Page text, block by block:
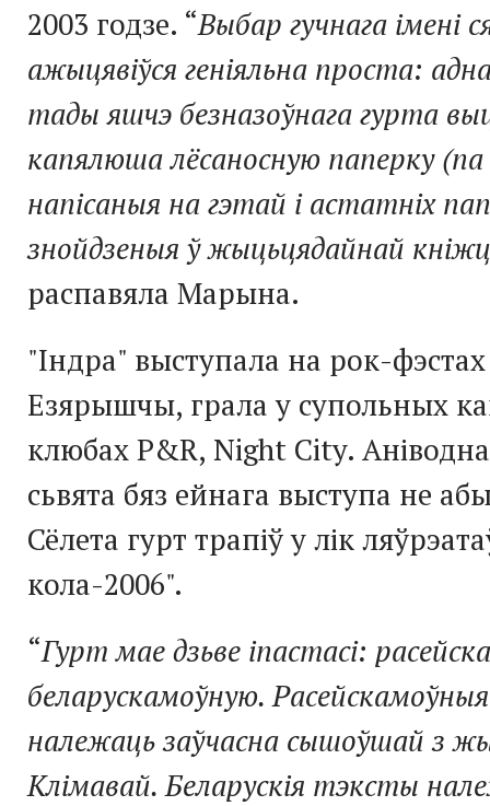
2003 годзе. “Выбар гучнага імені
ажыцявіўся геніяльна проста:
тады яшчэ безназоўнага гурта
капялюша лёсаносную паперку (па
напісаныя на гэтай і астатніх
знойдзеныя ў жыцьцядайнай
распавяла Марына.
"Індра" выступала на рок-
Езярышчы, грала у супольных
клюбах P&R, Night City.
сьвята бяз ейнага выступа не
Сёлета гурт трапіў у лік
кола-2006".
“Гурт мае дзьве іпастасі:
беларускамоўную.
належаць заўчасна сышоўшай з
Клімавай. Беларускія тэксты